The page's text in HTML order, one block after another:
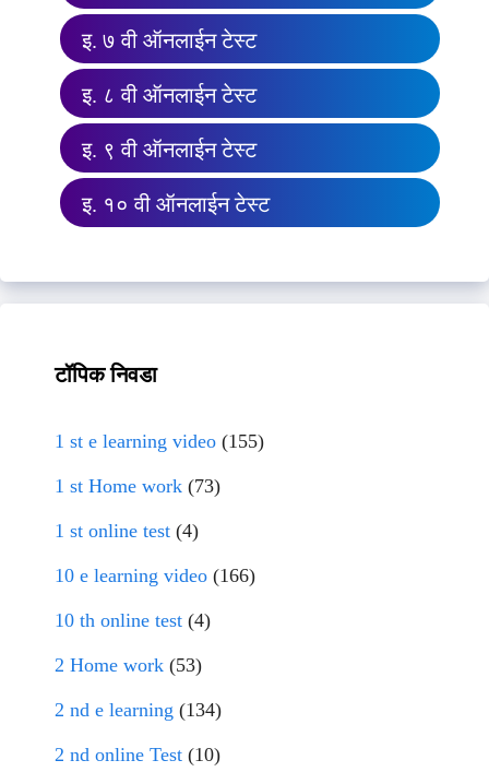
इ. ७ वी ऑनलाईन टेस्ट
इ. ८ वी ऑनलाईन टेस्ट
इ. ९ वी ऑनलाईन टेस्ट
इ. १० वी ऑनलाईन टेस्ट
टॉपिक निवडा
1 st e learning video (155)
1 st Home work (73)
1 st online test (4)
10 e learning video (166)
10 th online test (4)
2 Home work (53)
2 nd e learning (134)
2 nd online Test (10)